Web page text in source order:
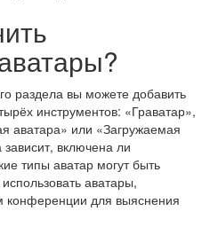
раздела вы можете добавить
инструментов: «Граватар»,
аватара» или «Загружаемая
включена ли
типы аватар могут быть
аватары,
конференции для выяснения